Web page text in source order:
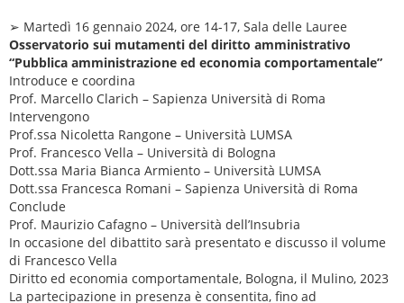
➢ Martedì 16 gennaio 2024, ore 14-17, Sala delle Lauree
Osservatorio sui mutamenti del diritto amministrativo
“Pubblica amministrazione ed economia comportamentale”
Introduce e coordina
Prof. Marcello Clarich – Sapienza Università di Roma
Intervengono
Prof.ssa Nicoletta Rangone – Università LUMSA
Prof. Francesco Vella – Università di Bologna
Dott.ssa Maria Bianca Armiento – Università LUMSA
Dott.ssa Francesca Romani – Sapienza Università di Roma
Conclude
Prof. Maurizio Cafagno – Università dell’Insubria
In occasione del dibattito sarà presentato e discusso il volume
di Francesco Vella
Diritto ed economia comportamentale, Bologna, il Mulino, 2023
La partecipazione in presenza è consentita, fino ad